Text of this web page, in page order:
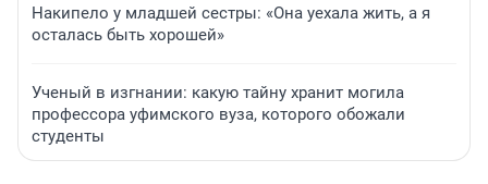
Накипело у младшей сестры: «Она уехала жить, а я
осталась быть хорошей»
Ученый в изгнании: какую тайну хранит могила
профессора уфимского вуза, которого обожали
студенты